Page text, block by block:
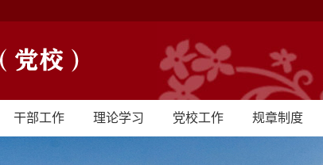
干部工作 理论学习 党校工作 规章制度